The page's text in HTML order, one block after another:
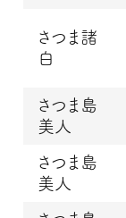
さつま諸
白
さつま島
美人
さつま島
美人